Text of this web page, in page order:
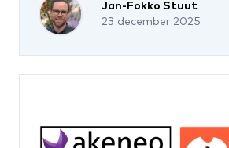
Jan-Fokko Stuut
23 december 2025